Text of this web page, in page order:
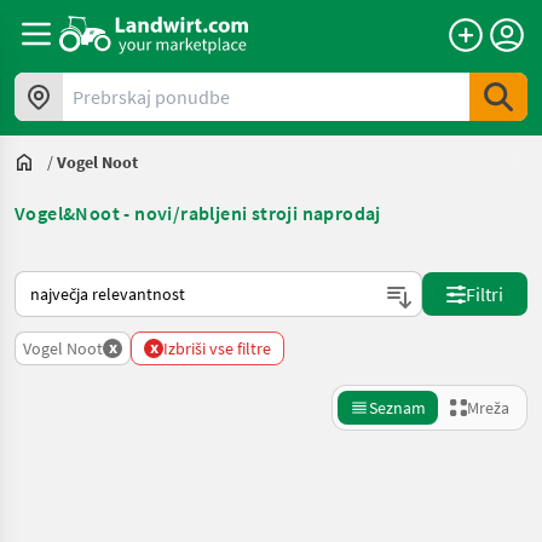
Prebrskaj ponudbe
/Vogel Noot
Vogel&Noot - novi/rabljeni stroji naprodaj
Tako je razvrščeno na Landwirt.com
Filtri
Vogel Noot x x Izbriši vse filtre
Seznam Mreža